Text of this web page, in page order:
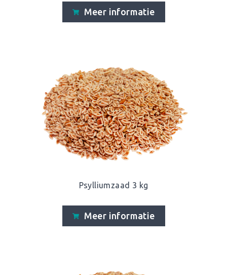
Meer informatie
Psylliumzaad 3 kg
Meer informatie